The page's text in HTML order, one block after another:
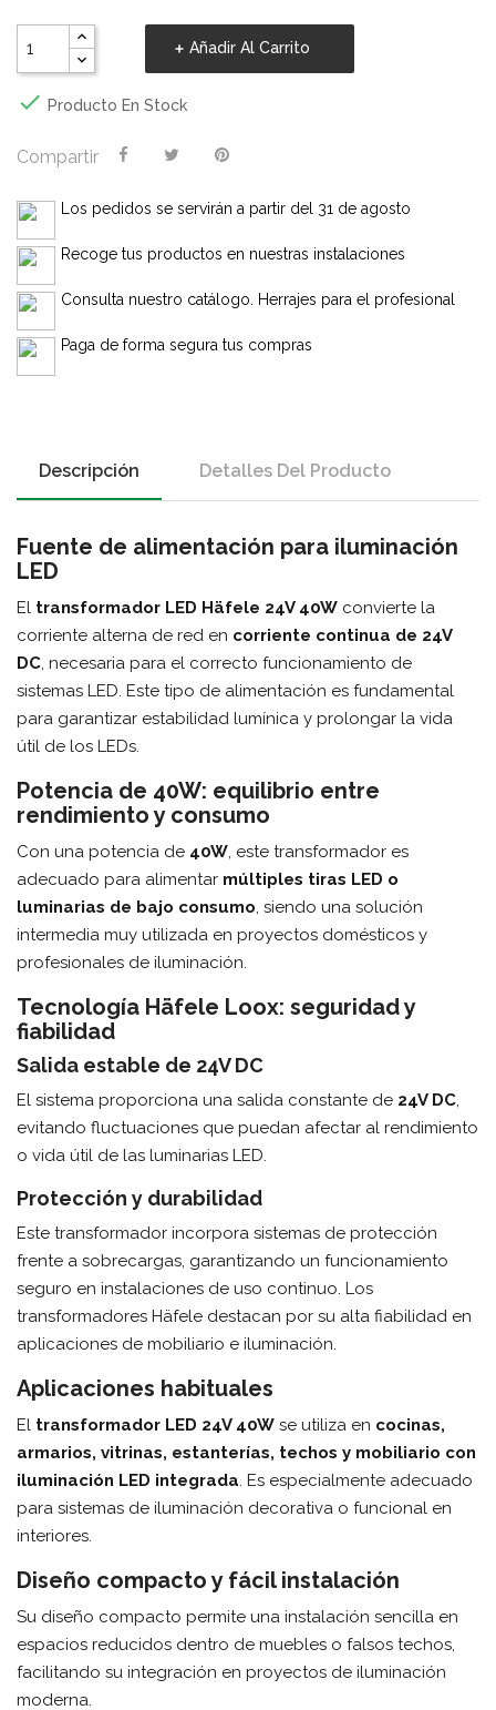
Añadir Al Carrito
 Producto En Stock
Compartir
Los pedidos se servirán a partir del 31 de agosto
Recoge tus productos en nuestras instalaciones
Consulta nuestro catálogo. Herrajes para el profesional
Paga de forma segura tus compras
Descripción Detalles Del Producto
Fuente de alimentación para iluminación
LED
El transformador LED Häfele 24V 40W convierte la
corriente alterna de red en corriente continua de 24V
DC, necesaria para el correcto funcionamiento de
sistemas LED. Este tipo de alimentación es fundamental
para garantizar estabilidad lumínica y prolongar la vida
útil de los LEDs.
Potencia de 40W: equilibrio entre
rendimiento y consumo
Con una potencia de 40W, este transformador es
adecuado para alimentar múltiples tiras LED o
luminarias de bajo consumo, siendo una solución
intermedia muy utilizada en proyectos domésticos y
profesionales de iluminación.
Tecnología Häfele Loox: seguridad y
fiabilidad
Salida estable de 24V DC
El sistema proporciona una salida constante de 24V DC,
evitando fluctuaciones que puedan afectar al rendimiento
o vida útil de las luminarias LED.
Protección y durabilidad
Este transformador incorpora sistemas de protección
frente a sobrecargas, garantizando un funcionamiento
seguro en instalaciones de uso continuo. Los
transformadores Häfele destacan por su alta fiabilidad en
aplicaciones de mobiliario e iluminación.
Aplicaciones habituales
El transformador LED 24V 40W se utiliza en cocinas,
armarios, vitrinas, estanterías, techos y mobiliario con
iluminación LED integrada. Es especialmente adecuado
para sistemas de iluminación decorativa o funcional en
interiores.
Diseño compacto y fácil instalación
Su diseño compacto permite una instalación sencilla en
espacios reducidos dentro de muebles o falsos techos,
facilitando su integración en proyectos de iluminación
moderna.